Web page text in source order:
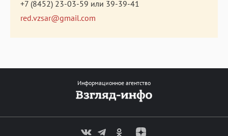
+7 (8452) 23-03-59 или 39-39-41
red.vzsar@gmail.com
Информационное агентство